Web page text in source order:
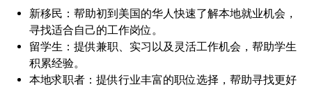
新移民： 帮助初到美国的华人快速了解本地就业机会，
寻找适合自己的工作岗位。
留学生： 提供兼职、实习以及灵活工作机会，帮助学生
积累经验。
本地求职者： 提供行业丰富的职位选择，帮助寻找更好